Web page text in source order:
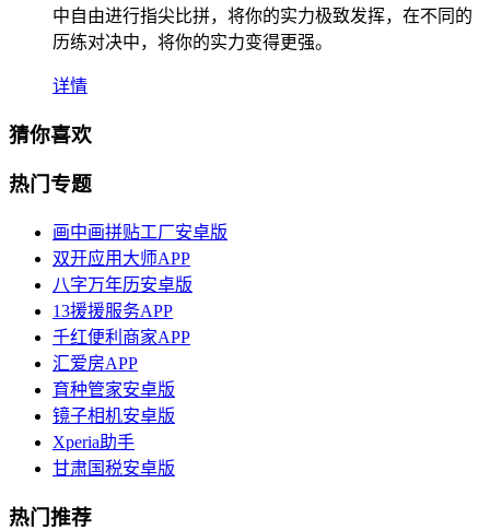
中自由进行指尖比拼，将你的实力极致发挥，在不同的
历练对决中，将你的实力变得更强。
详情
猜你喜欢
热门专题
画中画拼贴工厂安卓版
双开应用大师APP
八字万年历安卓版
13援援服务APP
千红便利商家APP
汇爱房APP
育种管家安卓版
镜子相机安卓版
Xperia助手
甘肃国税安卓版
热门推荐